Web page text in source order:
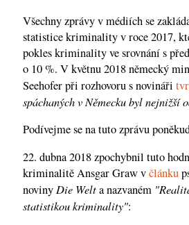
Všechny zprávy v médiích se
statistice kriminality v roce 2017,
pokles kriminality ve srovnání s
o 10 %. V květnu 2018 německý
Seehofer při rozhovoru s novináři
spáchaných v Německu byl nejnižší
Podívejme se na tuto zprávu
22. dubna 2018 zpochybnil tuto
kriminalitě Ansgar Graw včlánku
noviny Die Welta nazvaném
statistikou kriminality":